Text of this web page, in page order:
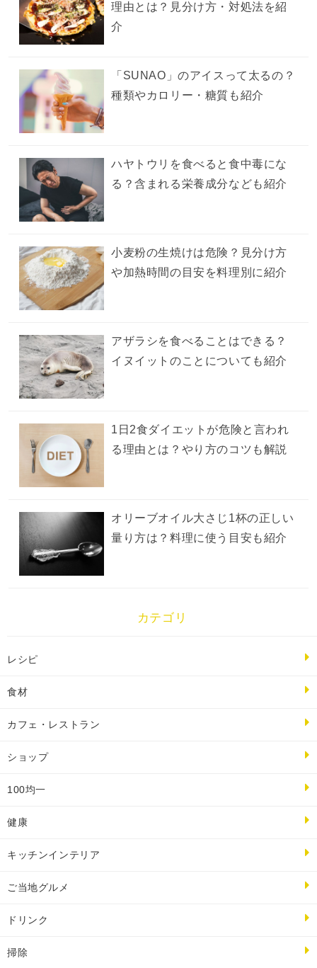
理由とは？見分け方・対処法を紹
介
「SUNAO」のアイスって太るの？
種類やカロリー・糖質も紹介
ハヤトウリを食べると食中毒にな
る？含まれる栄養成分なども紹介
小麦粉の生焼けは危険？見分け方
や加熱時間の目安を料理別に紹介
アザラシを食べることはできる？
イヌイットのことについても紹介
1日2食ダイエットが危険と言われ
る理由とは？やり方のコツも解説
オリーブオイル大さじ1杯の正しい
量り方は？料理に使う目安も紹介
カテゴリ
レシピ
食材
カフェ・レストラン
ショップ
100均一
健康
キッチンインテリア
ご当地グルメ
ドリンク
掃除